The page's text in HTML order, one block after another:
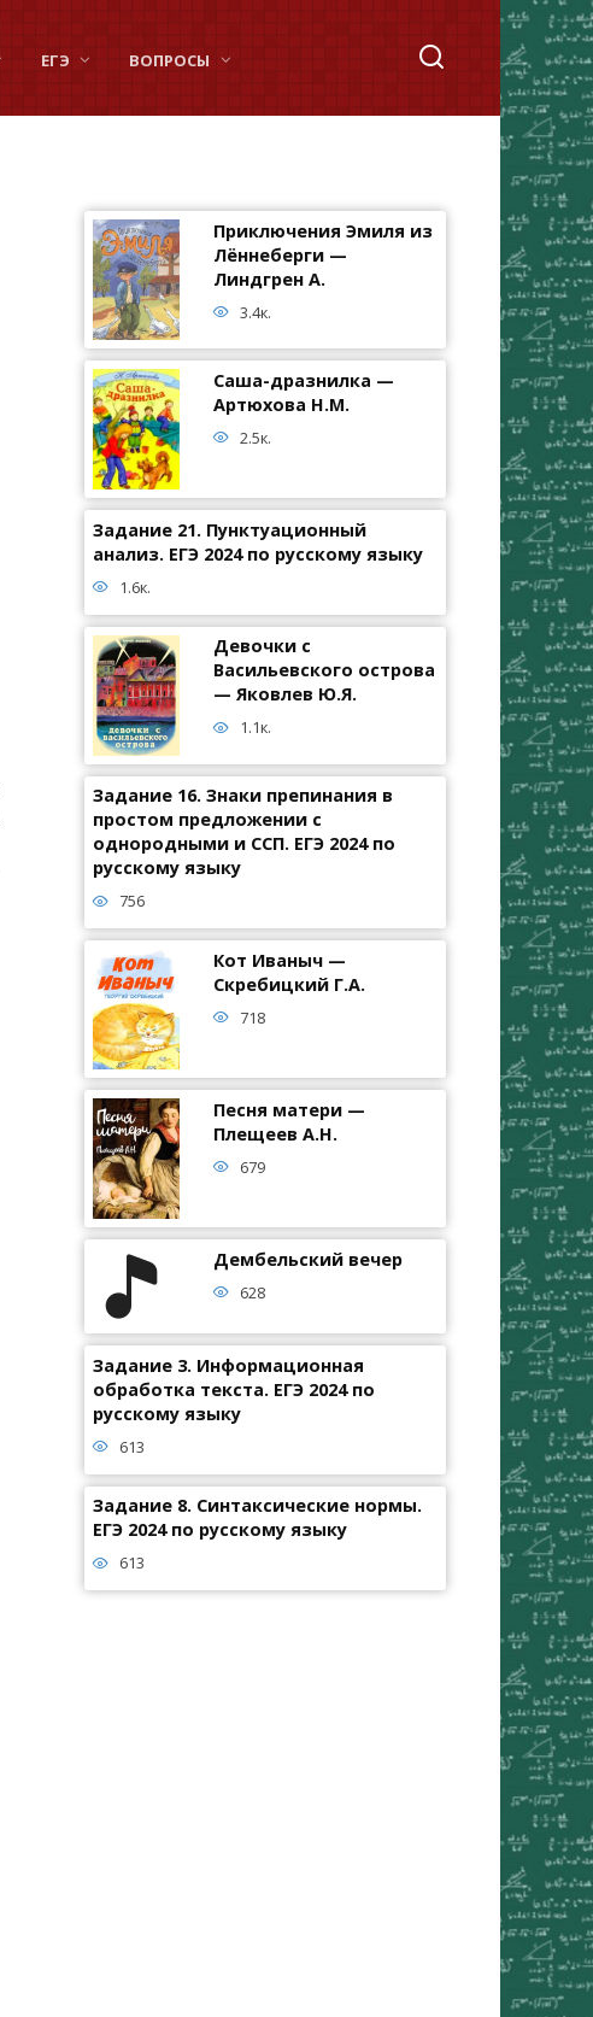
ЕГЭ ВОПРОСЫ
Приключения Эмиля из
Лённеберги —
Линдгрен А.
3.4к.
Саша-дразнилка —
Артюхова Н.М.
2.5к.
Задание 21. Пунктуационный
анализ. ЕГЭ 2024 по русскому языку
1.6к.
Девочки с
Васильевского острова
— Яковлев Ю.Я.
1.1к.
Задание 16. Знаки препинания в
простом предложении с
однородными и ССП. ЕГЭ 2024 по
русскому языку
756
Кот Иваныч —
Скребицкий Г.А.
718
Песня матери —
Плещеев А.Н.
679
Дембельский вечер
628
Задание 3. Информационная
обработка текста. ЕГЭ 2024 по
русскому языку
613
Задание 8. Синтаксические нормы.
ЕГЭ 2024 по русскому языку
613